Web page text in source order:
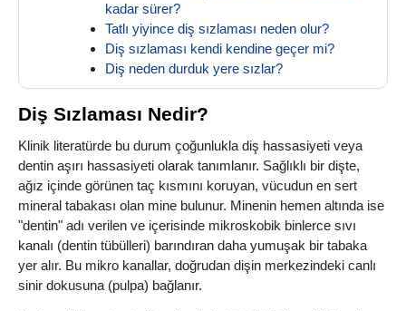
kadar sürer?
Tatlı yiyince diş sızlaması neden olur?
Diş sızlaması kendi kendine geçer mi?
Diş neden durduk yere sızlar?
Diş Sızlaması Nedir?
Klinik literatürde bu durum çoğunlukla diş hassasiyeti veya
dentin aşırı hassasiyeti olarak tanımlanır. Sağlıklı bir dişte,
ağız içinde görünen taç kısmını koruyan, vücudun en sert
mineral tabakası olan mine bulunur. Minenin hemen altında ise
"dentin" adı verilen ve içerisinde mikroskobik binlerce sıvı
kanalı (dentin tübülleri) barındıran daha yumuşak bir tabaka
yer alır. Bu mikro kanallar, doğrudan dişin merkezindeki canlı
sinir dokusuna (pulpa) bağlanır.